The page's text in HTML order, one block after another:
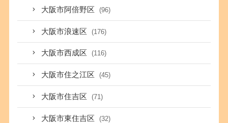
大阪市阿倍野区 (96)
大阪市浪速区 (176)
大阪市西成区 (116)
大阪市住之江区 (45)
大阪市住吉区 (71)
大阪市東住吉区 (32)